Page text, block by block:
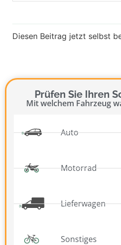
Diesen Beitrag jetzt selbst
Prüfen Sie Ihren
Mit welchem Fahrzeug
Auto
Motorrad
Lieferwagen
Sonstiges